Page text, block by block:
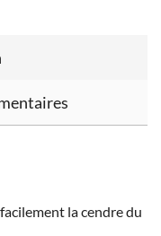
la cendre du